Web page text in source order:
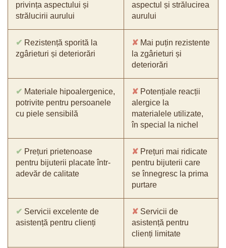
privința aspectului și
strălucirii aurului
aspectul și strălucirea
aurului
✔ Rezistență sporită la
zgârieturi și deteriorări
✘ Mai puțin rezistente
la zgârieturi și
deteriorări
✔ Materiale hipoalergenice,
potrivite pentru persoanele
cu piele sensibilă
✘ Potențiale reacții
alergice la
materialele utilizate,
în special la nichel
✔ Prețuri prietenoase
pentru bijuterii placate într-
adevăr de calitate
✘ Prețuri mai ridicate
pentru bijuterii care
se înnegresc la prima
purtare
✔ Servicii excelente de
asistență pentru clienți
✘ Servicii de
asistență pentru
clienți limitate